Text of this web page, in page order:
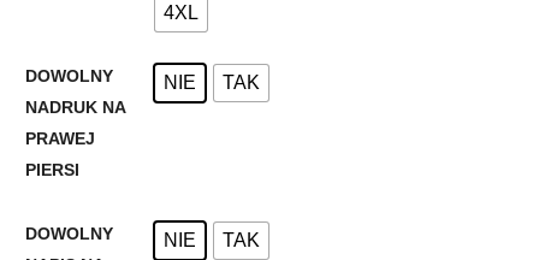
4XL
DOWOLNY
NADRUK NA
PRAWEJ
PIERSI
NIE TAK
DOWOLNY
NIE TAK